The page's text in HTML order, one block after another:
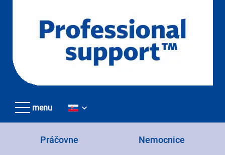
menu
Práčovne Nemocnice